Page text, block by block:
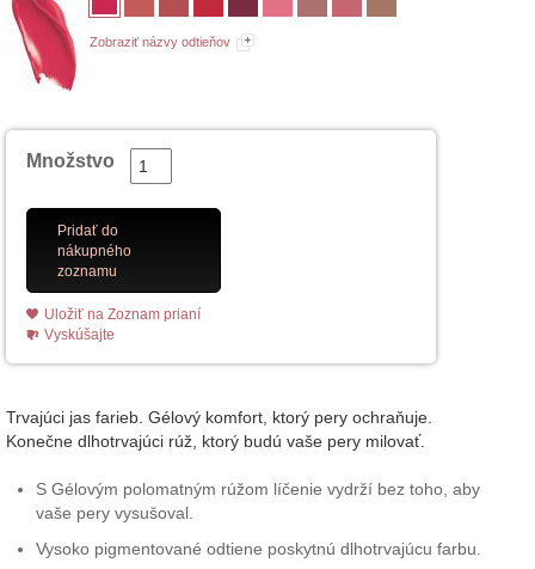
Zobraziť názvy odtieňov
Množstvo
Pridať do
nákupného
zoznamu
Uložiť na Zoznam prianí
Vyskúšajte
Trvajúci jas farieb. Gélový komfort, ktorý pery ochraňuje.
Konečne dlhotrvajúci rúž, ktorý budú vaše pery milovať.
S Gélovým polomatným rúžom líčenie vydrží bez toho, aby
vaše pery vysušoval.
Vysoko pigmentované odtiene poskytnú dlhotrvajúcu farbu.